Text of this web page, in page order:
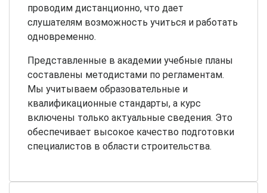
проводим дистанционно, что дает
слушателям возможность учиться и работать
одновременно.
Представленные в академии учебные планы
составлены методистами по регламентам.
Мы учитываем образовательные и
квалификационные стандарты, а курс
включены только актуальные сведения. Это
обеспечивает высокое качество подготовки
специалистов в области строительства.